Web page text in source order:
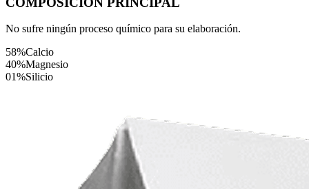
No sufre ningún proceso químico para su elaboración.
58%Calcio
40%Magnesio
01%Silicio